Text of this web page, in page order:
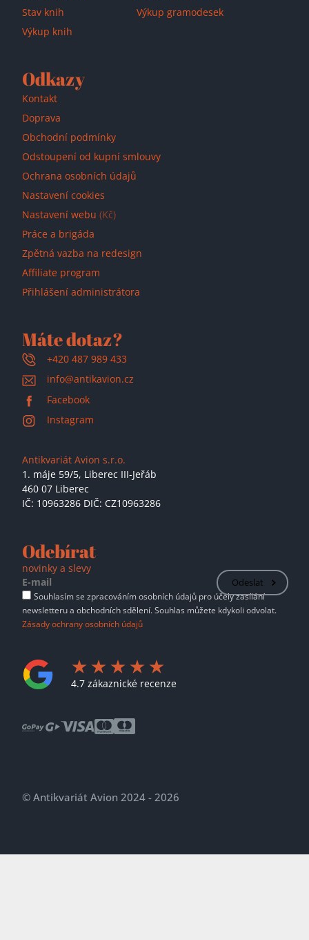
Stav knih
Výkup knih
Výkup gramodesek
Odkazy
Kontakt
Doprava
Obchodní podmínky
Odstoupení od kupní smlouvy
Ochrana osobních údajů
Nastavení cookies
Nastavení webu (Kč)
Práce a brigáda
Zpětná vazba na redesign
Affiliate program
Přihlášení administrátora
Máte dotaz?
+420 487 989 433
info@antikavion.cz
Facebook
Instagram
Antikvariát Avion s.r.o.
1. máje 59/5, Liberec III-Jeřáb
460 07 Liberec
IČ: 10963286 DIČ: CZ10963286
Odebírat
novinky a slevy
Odeslat
Souhlasím se zpracováním osobních údajů pro účely zasílání
newsletteru a obchodních sdělení. Souhlas můžete kdykoli odvolat.
Zásady ochrany osobních údajů
4.7 zákaznické recenze
© Antikvariát Avion 2024 - 2026